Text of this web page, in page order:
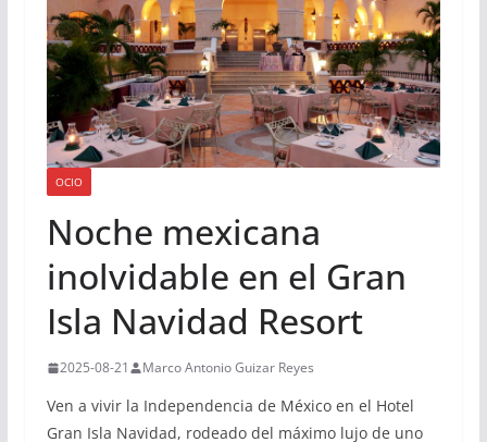
OCIO
Noche mexicana
inolvidable en el Gran
Isla Navidad Resort
2025-08-21 Marco Antonio Guizar Reyes
Ven a vivir la Independencia de México en el Hotel
Gran Isla Navidad, rodeado del máximo lujo de uno